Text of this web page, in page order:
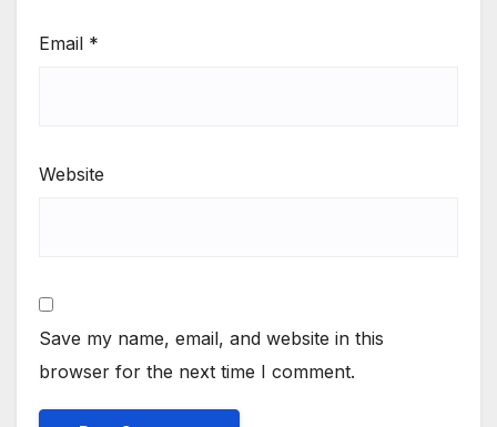
Email *
Website
Save my name, email, and website in this
browser for the next time I comment.